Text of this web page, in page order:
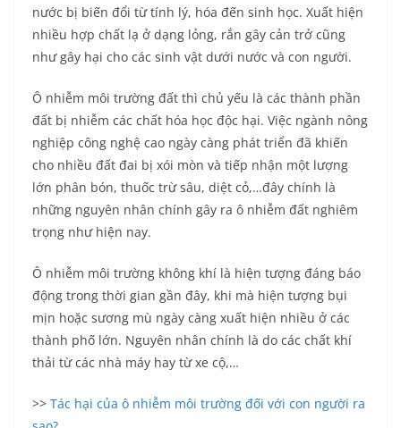
nước bị biến đổi từ tính lý, hóa đến sinh học. Xuất hiện
nhiều hợp chất lạ ở dạng lỏng, rắn gây cản trở cũng
như gây hại cho các sinh vật dưới nước và con người.
Ô nhiễm môi trường đất thì chủ yếu là các thành phần
đất bị nhiễm các chất hóa học độc hại. Việc ngành nông
nghiệp công nghệ cao ngày càng phát triển đã khiến
cho nhiều đất đai bị xói mòn và tiếp nhận một lượng
lớn phân bón, thuốc trừ sâu, diệt cỏ,…đây chính là
những nguyên nhân chính gây ra ô nhiễm đất nghiêm
trọng như hiện nay.
Ô nhiễm môi trường không khí là hiện tượng đáng báo
động trong thời gian gần đây, khi mà hiện tượng bụi
mịn hoặc sương mù ngày càng xuất hiện nhiều ở các
thành phố lớn. Nguyên nhân chính là do các chất khí
thải từ các nhà máy hay từ xe cộ,…
>> Tác hại của ô nhiễm môi trường đối với con người ra